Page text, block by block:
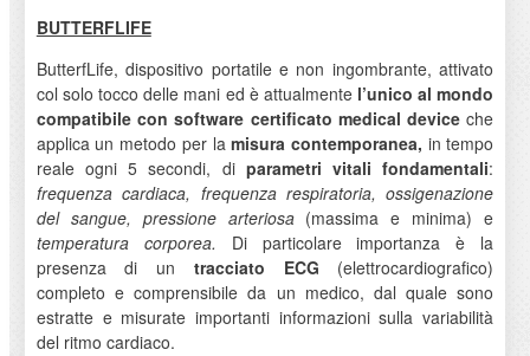
BUTTERFLIFE
ButterfLife, dispositivo portatile e non ingombrante, attivato
col solo tocco delle mani ed è attualmente l’unico al mondo
compatibile con software certificato medical deviceche
applica un metodo per lamisura contemporanea, in tempo
reale ogni 5 secondi, di parametri vitali fondamentali:
frequenza cardiaca, frequenza respiratoria, ossigenazione
del sangue, pressione arteriosa(massima e minima) e
temperatura corporea. Di particolare importanza è la
presenza di un tracciato ECG (elettrocardiografico)
completo e comprensibile da un medico, dal quale sono
estratte e misurate importanti informazioni sulla variabilità
del ritmo cardiaco.